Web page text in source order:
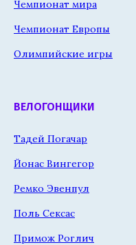
Чемпионат мира
Чемпионат Европы
Олимпийские игры
ВЕЛОГОНЩИКИ
Тадей Погачар
Йонас Вингегор
Ремко Эвенпул
Поль Сексас
Примож Роглич